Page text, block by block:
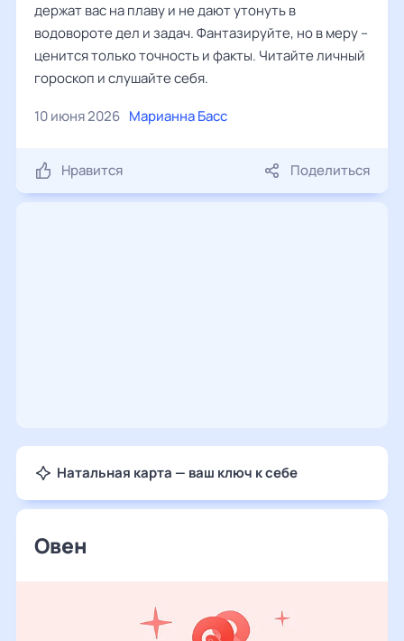
держат вас на плаву и не дают утонуть в
водовороте дел и задач. Фантазируйте, но в меру –
ценится только точность и факты. Читайте личный
гороскоп и слушайте себя.
10 июня 2026 Марианна Басс
Нравится Поделиться
Натальная карта — ваш ключ к себе
Овен